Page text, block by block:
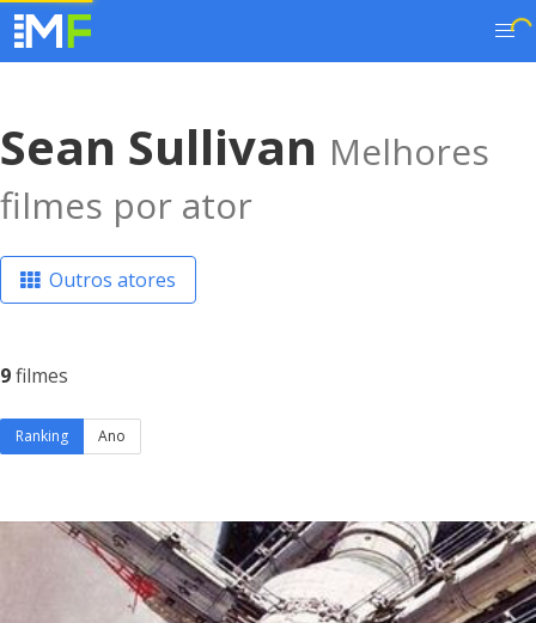
Sean Sullivan Melhores
filmes por ator
Outros atores
9filmes
Ranking Ano